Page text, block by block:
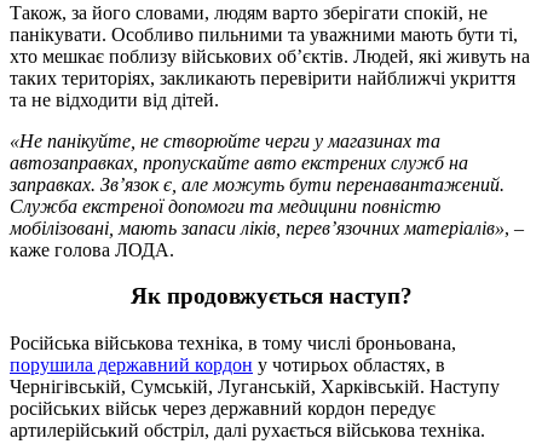
Також, за його словами, людям варто зберігати спокій, не
панікувати. Особливо пильними та уважними мають бути ті,
хто мешкає поблизу військових об’єктів. Людей, які живуть на
таких територіях, закликають перевірити найближчі укриття
та не відходити від дітей.
«Не панікуйте, не створюйте черги у магазинах та
автозаправках, пропускайте авто екстрених служб на
заправках. Зв’язок є, але можуть бути перенавантажений.
Служба екстреної допомоги та медицини повністю
мобілізовані, мають запаси ліків, перев’язочних матеріалів», –
каже голова ЛОДА.
Як продовжується наступ?
Російська військова техніка, в тому числі броньована,
порушила державний кордон у чотирьох областях, в
Чернігівській, Сумській, Луганській, Харківській. Наступу
російських військ через державний кордон передує
артилерійський обстріл, далі рухається військова техніка.